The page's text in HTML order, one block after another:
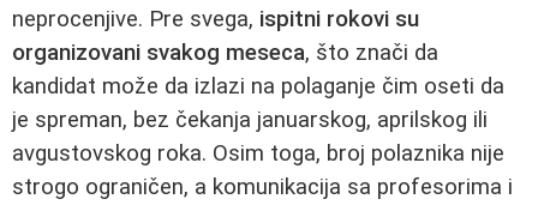
neprocenjive. Pre svega, ispitni rokovi su
organizovani svakog meseca, što znači da
kandidat može da izlazi na polaganje čim oseti da
je spreman, bez čekanja januarskog, aprilskog ili
avgustovskog roka. Osim toga, broj polaznika nije
strogo ograničen, a komunikacija sa profesorima i